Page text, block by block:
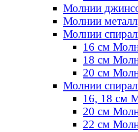
Молнии
Молнии металл
Молнии
16 см
18 см
20 см
Молнии
16, 18 см
20 см
22 см